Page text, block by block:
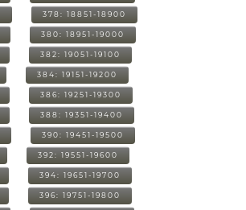
378: 18851-18900
380: 18951-19000
382: 19051-19100
384: 19151-19200
386: 19251-19300
388: 19351-19400
390: 19451-19500
392: 19551-19600
394: 19651-19700
396: 19751-19800